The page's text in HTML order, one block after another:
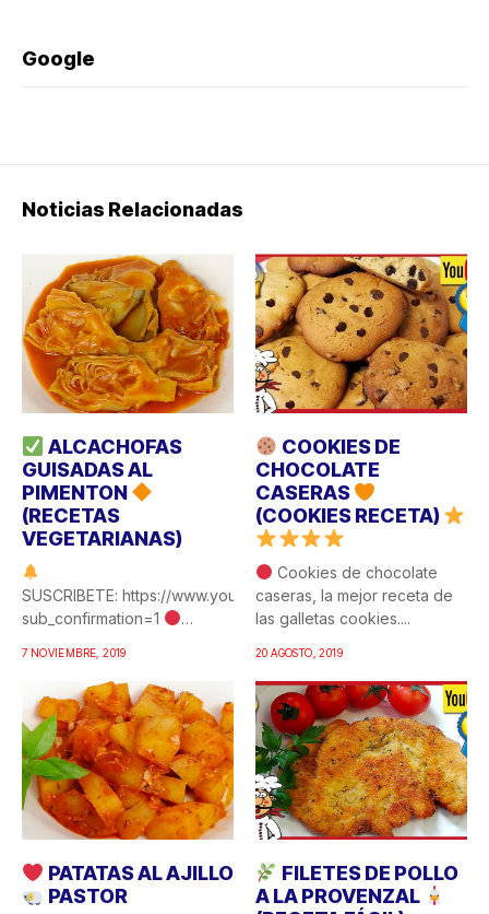
Google
Noticias Relacionadas
ALCACHOFAS
GUISADAS AL
PIMENTON
(RECETAS
VEGETARIANAS)
SUSCRIBETE: https://www.youtube.com/c/COCINAFACILYRICA?
sub_confirmation=1
pimentón, una de esas
recetas de...
7 NOVIEMBRE, 2019
COOKIES DE
CHOCOLATE
CASERAS
(COOKIES RECETA)
Cookies de chocolate
caseras, la mejor receta de
las galletas cookies....
20 AGOSTO, 2019
PATATAS AL AJILLO
PASTOR
FILETES DE POLLO
A LA PROVENZAL